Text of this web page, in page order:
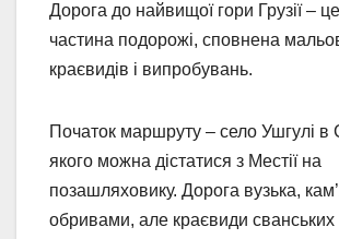
Дорога до найвищої гори Грузії –
частина подорожі, сповнена
краєвидів і випробувань.
Початок маршруту – село Ушгулі в
якого можна дістатися з Местії на
позашляховику. Дорога вузька,
обривами, але краєвиди сванських